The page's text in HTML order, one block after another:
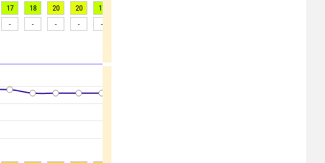
17 18 20 20 17
- - - - -